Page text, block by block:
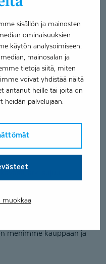
sisällön ja mainosten
ominaisuuksien
käytön analysoimiseen.
mainosalan ja
tietoja siitä, miten
voivat yhdistää näitä
antanut heille tai joita on
palvelujaan.
muokkaa
Ei enää.”
parempaa huolta
hyvinvoinnistani sitten
huolehtia itsestäni
arki sujuu
menimme kauppaan ja